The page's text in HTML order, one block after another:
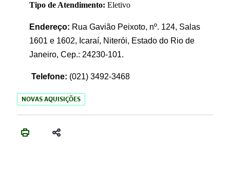
Tipo de Atendimento: Eletivo
Endereço: Rua Gavião Peixoto, nº. 124, Salas
1601 e 1602, Icaraí, Niterói, Estado do Rio de
Janeiro, Cep.: 24230-101.
Telefone: (021) 3492-3468
NOVAS AQUISIÇÕES